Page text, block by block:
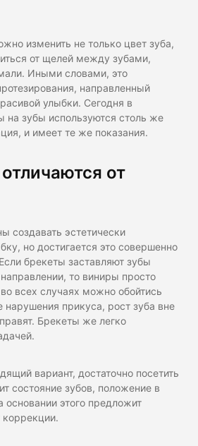
изменить не только цвет зуба,
от щелей между зубами,
Иными словами, это
направленный
улыбки. Сегодня в
на зубы используются столь же
и имеет те же показания.
от
создавать эстетически
но достигается это совершенно
брекеты заставляют зубы
то виниры просто
всех случаях можно обойтись
прикуса, рост зуба вне
Брекеты же легко
вариант, достаточно посетить
состояние зубов, положение в
этого предложит
коррекции.